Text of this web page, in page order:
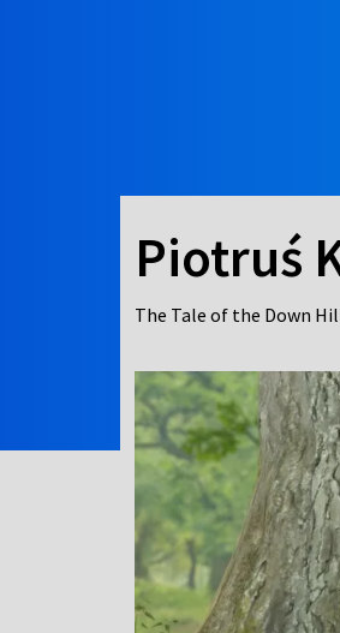
Piotruś
The Tale of the Down